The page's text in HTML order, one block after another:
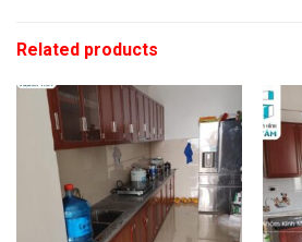
Related products